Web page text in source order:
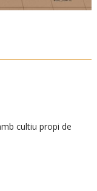
cultiu propi de